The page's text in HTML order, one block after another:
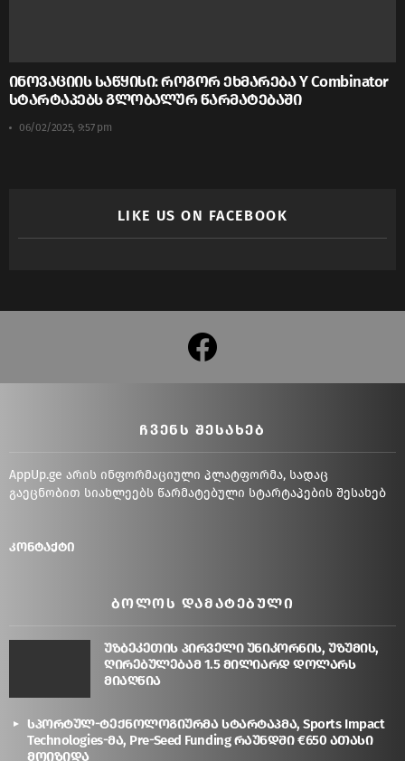
ინოვაციის საწყისი: როგორ ეხმარება Y Combinator
სტარტაპებს გლობალურ წარმატებაში
06/02/2025, 9:57 pm
LIKE US ON FACEBOOK
facebook
ᲩᲕᲔᲜᲡ ᲨᲔᲡᲐᲮᲔᲑ
AppUp.ge არის ინფორმაციული პლატფორმა, სადაც
გაეცნობით სიახლეებს წარმატებული სტარტაპების შესახებ
კონტაქტი
ᲑᲝᲚᲝᲡ ᲓᲐᲛᲐᲢᲔᲑᲣᲚᲘ
უზბეკეთის პირველი უნიკორნის, უზუმის,
ღირებულებამ 1.5 მილიარდ დოლარს
მიაღწია
სპორტულ-ტექნოლოგიურმა სტარტაპმა, Sports Impact
Technologies-მა, Pre-Seed Funding რაუნდში €650 ათასი
მოიზიდა